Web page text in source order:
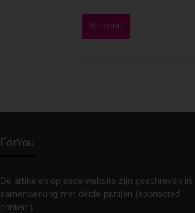
ForYou
De artikelen op deze website zijn geschreven in
samenwerking met derde partijen (sponsored
content).